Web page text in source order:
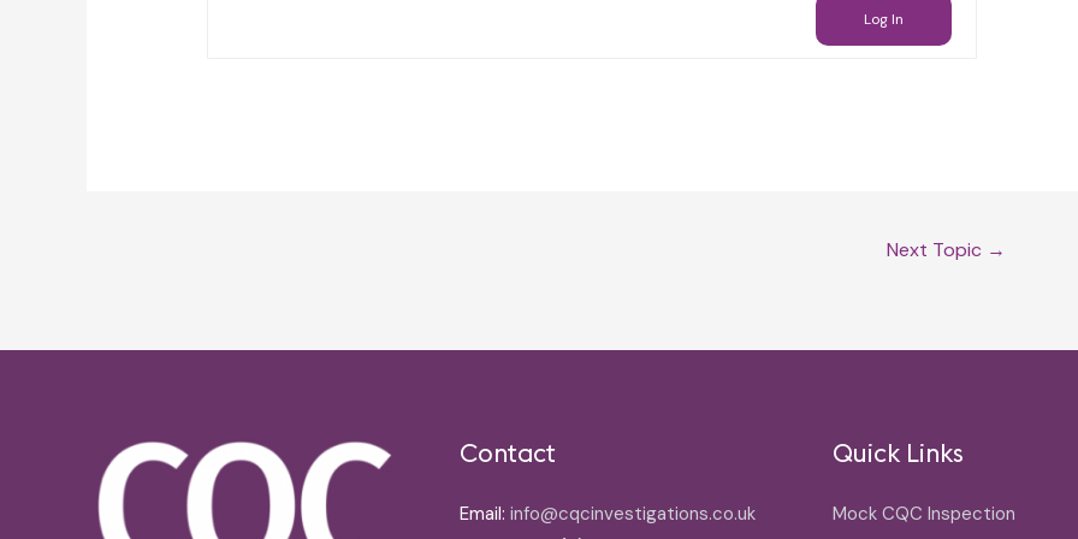
Log In
Next Topic →
Contact
Email: info@cqcinvestigations.co.uk
Quick Links
Mock CQC Inspection